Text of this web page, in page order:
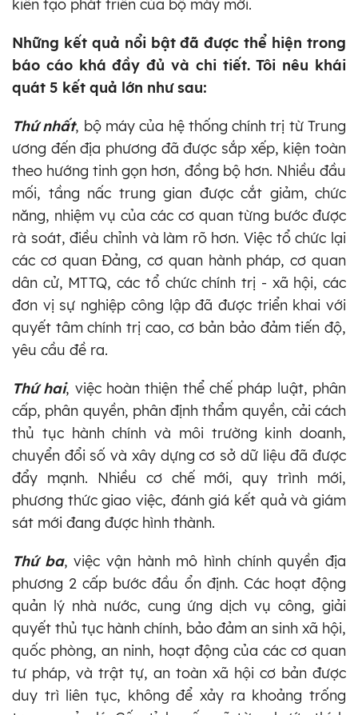
kiến tạo phát triển của bộ máy mới.
Những kết quả nổi bật đã được thể hiện trong
báo cáo khá đầy đủ và chi tiết. Tôi nêu khái
quát 5 kết quả lớn như sau:
Thứ nhất, bộ máy của hệ thống chính trị từ Trung
ương đến địa phương đã được sắp xếp, kiện toàn
theo hướng tinh gọn hơn, đồng bộ hơn. Nhiều đầu
mối, tầng nấc trung gian được cắt giảm, chức
năng, nhiệm vụ của các cơ quan từng bước được
rà soát, điều chỉnh và làm rõ hơn. Việc tổ chức lại
các cơ quan Đảng, cơ quan hành pháp, cơ quan
dân cử, MTTQ, các tổ chức chính trị - xã hội, các
đơn vị sự nghiệp công lập đã được triển khai với
quyết tâm chính trị cao, cơ bản bảo đảm tiến độ,
yêu cầu đề ra.
Thứ hai, việc hoàn thiện thể chế pháp luật, phân
cấp, phân quyền, phân định thẩm quyền, cải cách
thủ tục hành chính và môi trường kinh doanh,
chuyển đổi số và xây dựng cơ sở dữ liệu đã được
đẩy mạnh. Nhiều cơ chế mới, quy trình mới,
phương thức giao việc, đánh giá kết quả và giám
sát mới đang được hình thành.
Thứ ba, việc vận hành mô hình chính quyền địa
phương 2 cấp bước đầu ổn định. Các hoạt động
quản lý nhà nước, cung ứng dịch vụ công, giải
quyết thủ tục hành chính, bảo đảm an sinh xã hội,
quốc phòng, an ninh, hoạt động của các cơ quan
tư pháp, và trật tự, an toàn xã hội cơ bản được
duy trì liên tục, không để xảy ra khoảng trống